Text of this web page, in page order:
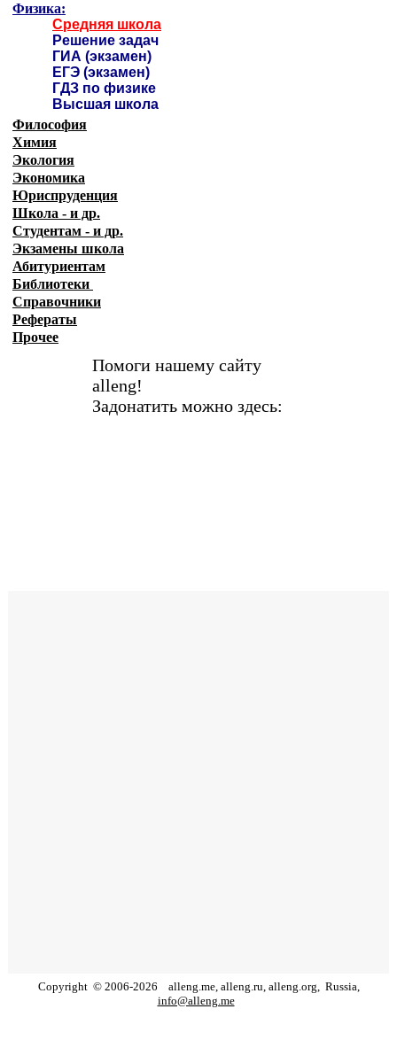
Физика:
Средняя школа
Решение задач
ГИА (экзамен)
ЕГЭ (экзамен)
ГДЗ по физике
Высшая школа
Философия
Химия
Экология
Экономика
Юриспруденция
Школа - и др.
Студентам - и др.
Экзамены школа
Абитуриентам
Библиотеки
Справочники
Рефераты
Прочее
Помоги нашему сайту
alleng!
Задонатить можно здесь:
Copyright © 2006-2026 alleng.me, alleng.ru, alleng.org, Russia,
info@alleng.me